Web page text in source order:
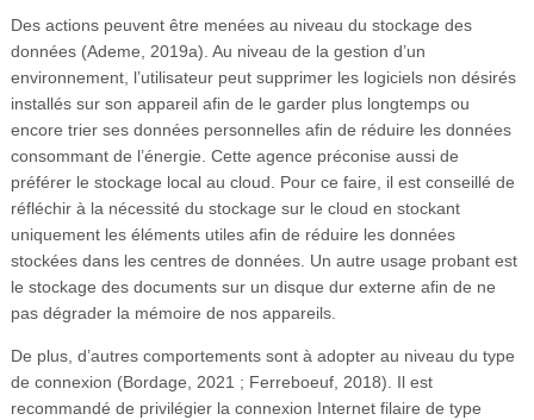
Des actions peuvent être menées au niveau du stockage des
données (Ademe, 2019a). Au niveau de la gestion d’un
environnement, l’utilisateur peut supprimer les logiciels non désirés
installés sur son appareil afin de le garder plus longtemps ou
encore trier ses données personnelles afin de réduire les données
consommant de l’énergie. Cette agence préconise aussi de
préférer le stockage local au cloud. Pour ce faire, il est conseillé de
réfléchir à la nécessité du stockage sur le cloud en stockant
uniquement les éléments utiles afin de réduire les données
stockées dans les centres de données. Un autre usage probant est
le stockage des documents sur un disque dur externe afin de ne
pas dégrader la mémoire de nos appareils.
De plus, d’autres comportements sont à adopter au niveau du type
de connexion (Bordage, 2021 ; Ferreboeuf, 2018). Il est
recommandé de privilégier la connexion Internet filaire de type